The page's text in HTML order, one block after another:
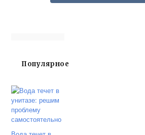
Популярное